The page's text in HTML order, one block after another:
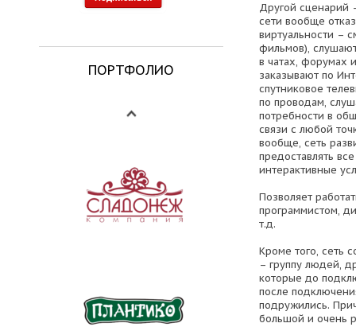
ПОРТФОЛИО
Другой сценарий
сети вообще
виртуальности –
фильмов),
в чатах, форумах
заказывают по
спутниковое
по проводам,
потребности в
связи с любой
вообще, сеть
предоставлять
интерактивные
Позволяет
программистом,
т.д.
Кроме того, сеть
– группу людей,
которые до
после
подружились.
большой и очень